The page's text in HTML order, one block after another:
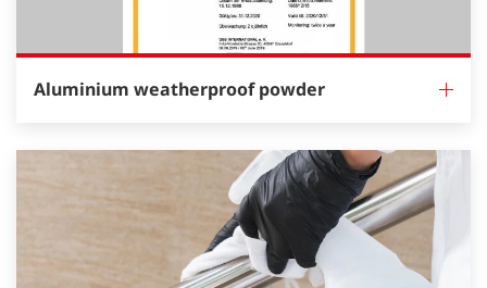
Aluminium weatherproof powder